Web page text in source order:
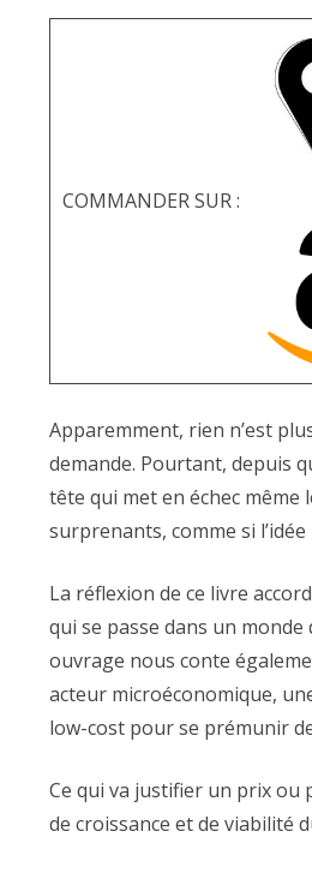
COMMANDER SUR :
Apparemment, rien n’est
demande. Pourtant, depuis
tête qui met en échec
surprenants, comme si
La réflexion de ce livre
qui se passe dans un
ouvrage nous conte
acteur microéconomique,
low-cost pour se prémunir
Ce qui va justifier un prix ou
de croissance et de viabilité